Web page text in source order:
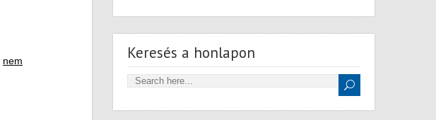
nem
Keresés a honlapon